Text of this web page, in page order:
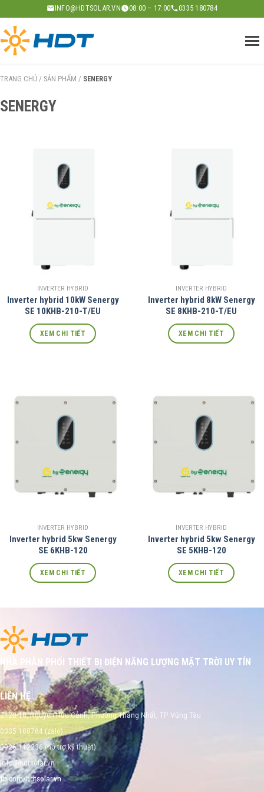
to
content
INFO@HDTSOLAR.VN 08:00 – 17:00 0335 180784
TRANG CHỦ / SẢN PHẨM / SENERGY
SENERGY
INVERTER HYBRID
Inverter hybrid 10kW Senergy
SE 10KHB-210-T/EU
XEM CHI TIẾT
INVERTER HYBRID
Inverter hybrid 8kW Senergy
SE 8KHB-210-T/EU
XEM CHI TIẾT
INVERTER HYBRID
Inverter hybrid 5kw Senergy
SE 6KHB-120
XEM CHI TIẾT
INVERTER HYBRID
Inverter hybrid 5kw Senergy
SE 5KHB-120
XEM CHI TIẾT
NHÀ PHÂN PHỐI THIẾT BỊ ĐIỆN NĂNG LƯỢNG MẶT TRỜI UY TÍN
LIÊN HỆ
212B-18, Nguyễn Hữu Cảnh, Phường Thắng Nhất, TP Vũng Tàu
0335 180784 (zalo)
0926 112236 (hỗ trợ kỹ thuật)
info@hdtsolar.vn
fb.com/hdtsolar.vn